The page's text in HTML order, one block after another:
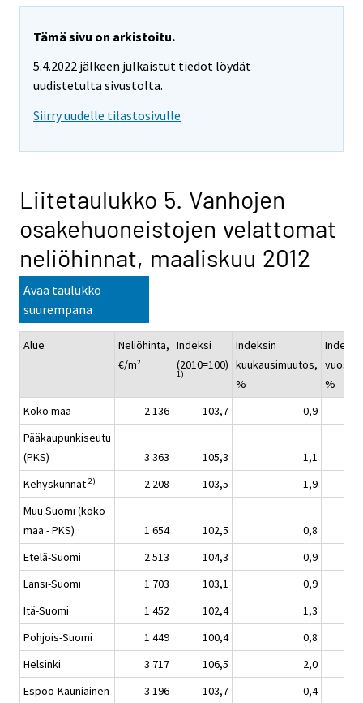
Tämä sivu on arkistoitu.
5.4.2022 jälkeen julkaistut tiedot löydät
uudistetulta sivustolta.
Siirry uudelle tilastosivulle
Liitetaulukko 5. Vanhojen
osakehuoneistojen velattomat
neliöhinnat, maaliskuu 2012
Avaa taulukko
suurempana
Alue
Neliöhinta,
€/m²
Indeksi
(2010=100)
1)
Indeksin
kuukausimuutos,
%
%
Koko maa
2 136 103,7
0,9
Pääkaupunkiseutu
(PKS)
3 363 105,3
1,1
Kehyskunnat 2) 2 208 103,5
1,9
Muu Suomi (koko
maa - PKS)
1 654 102,5
0,8
Etelä-Suomi
2 513 104,3
0,9
Länsi-Suomi
1 703 103,1
0,9
Itä-Suomi
1 452 102,4
1,3
Pohjois-Suomi
1 449 100,4
0,8
Helsinki
3 717 106,5
2,0
Espoo-Kauniainen
3 196 103,7
-0,4